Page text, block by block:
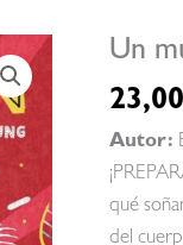
Un
23,00
Autor:
qué
del